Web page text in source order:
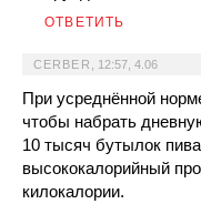
ОТВЕТИТЬ
CERBER 12:57, 4.06
При усреднённой
чтобы набрать
10 тысяч бутылок
высококалорийный
килокалории.